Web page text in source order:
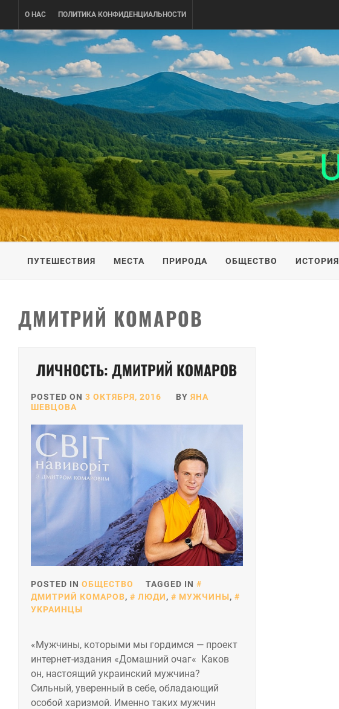
content
О НАС ПОЛИТИКА КОНФИДЕНЦИАЛЬНОСТИ
UKRAINE-IS
ПУТЕШЕСТВИЕ ПО УКРАИНЕ
ПУТЕШЕСТВИЯ МЕСТА ПРИРОДА ОБЩЕСТВО ИСТОРИЯ
ДМИТРИЙ КОМАРОВ
ЛИЧНОСТЬ: ДМИТРИЙ КОМАРОВ
POSTED ON 3 ОКТЯБРЯ, 2016 BY ЯНА
ШЕВЦОВА
POSTED IN ОБЩЕСТВО
TAGGED IN
ДМИТРИЙ КОМАРОВ, ЛЮДИ, МУЖЧИНЫ,
УКРАИНЦЫ
«Мужчины, которыми мы гордимся — проект
интернет-издания «Домашний очаг« Каков
он, настоящий украинский мужчина?
Сильный, уверенный в себе, обладающий
особой харизмой. Именно таких мужчин